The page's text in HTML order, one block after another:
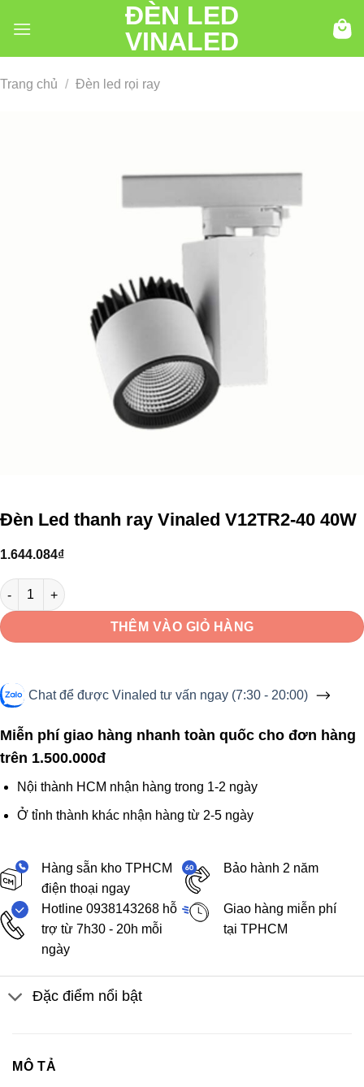
đến
ĐÈN LED
VINALED
Trang chủ / Đèn led rọi ray
Đèn Led thanh ray Vinaled V12TR2-40 40W
1.644.084₫
Đèn Led thanh ray Vinaled V12TR2-40 40W số lượng
THÊM VÀO GIỎ HÀNG
Chat để được Vinaled tư vấn ngay (7:30 - 20:00)
Miễn phí giao hàng nhanh toàn quốc cho đơn hàng
trên 1.500.000đ
Nội thành HCM nhận hàng trong 1-2 ngày
Ở tỉnh thành khác nhận hàng từ 2-5 ngày
Hàng sẵn kho TPHCM
điện thoại ngay
Bảo hành 2 năm
Hotline 0938143268 hỗ
trợ từ 7h30 - 20h mỗi
ngày
Giao hàng miễn phí
tại TPHCM
Đặc điểm nổi bật
MÔ TẢ